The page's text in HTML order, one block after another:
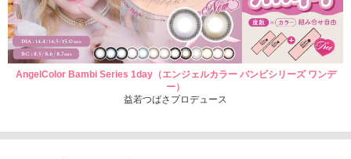
AngelColor Bambi Series 1day（エンジェルカラー バンビシリーズ ワンデ
ー）
益若つばさプロデュース